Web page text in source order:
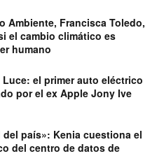
Ambiente, Francisca Toledo,
el cambio climático es
humano
Luce: el primer auto eléctrico
por el ex Apple Jony Ive
del país»: Kenia cuestiona el
del centro de datos de